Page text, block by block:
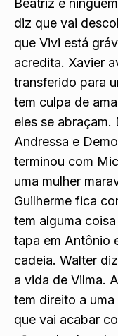
Michele diz para
Beatriz e
diz que vai
que Vivi está
acredita. Xavier
transferido para
tem culpa de
eles se abraçam.
Andressa e
terminou com
uma mulher
Guilherme fica
tem alguma
tapa em Antônio
cadeia. Walter
a vida de Vilma.
tem direito a